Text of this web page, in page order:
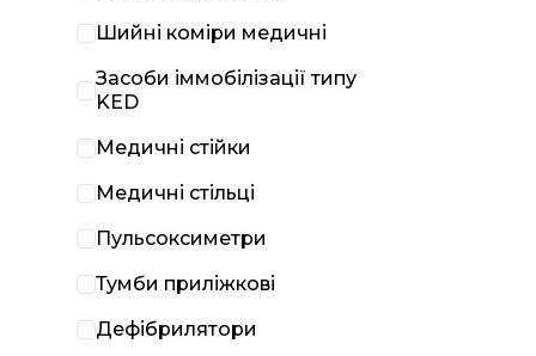
Шийні коміри медичні
Засоби іммобілізації типу
KED
Медичні стійки
Медичні стільці
Пульсоксиметри
Тумби приліжкові
Дефібрилятори